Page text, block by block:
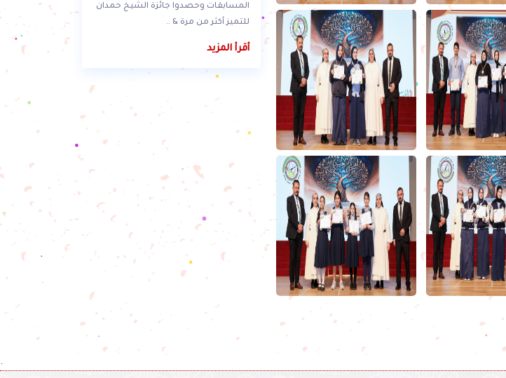
المسابقات وحصدوا جائزة الشيخ حمدان
للتميز أكثر من مرة & ..
أقرأ المزيد
.